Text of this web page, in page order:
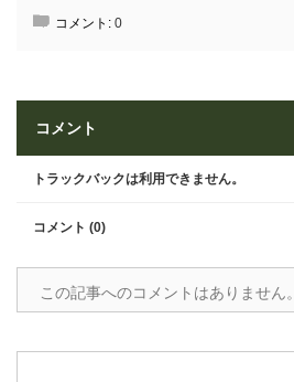
コメント: 0
コメント
トラックバックは利用できません。
コメント (0)
この記事へのコメントはありません。